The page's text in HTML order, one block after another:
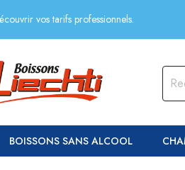
vos tarifs professionnels.
BOISSONS SANS ALCOOL